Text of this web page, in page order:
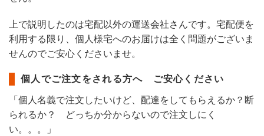
上で説明したのは宅配以外の運送会社さんです。宅配便を
利用する限り、個人様宅へのお届けは全く問題がございま
せんのでご安心くださいませ。
個人でご注文をされる方へ ご安心ください
「個人名義で注文したいけど、配達をしてもらえるか？断
られるか？ どっちか分からないので注文しにく
い。。。」